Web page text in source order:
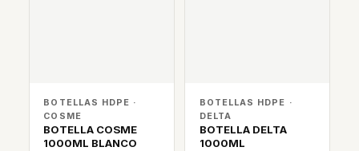
BOTELLAS HDPE ·
COSME
BOTELLA COSME
1000ML BLANCO
BOTELLAS HDPE ·
DELTA
BOTELLA DELTA
1000ML